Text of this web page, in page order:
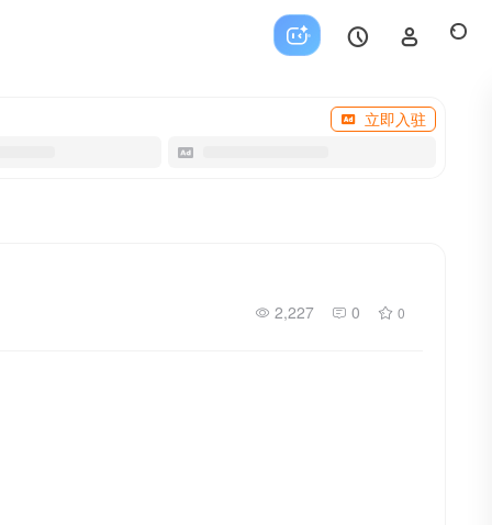
立即入驻
2,227 0 0